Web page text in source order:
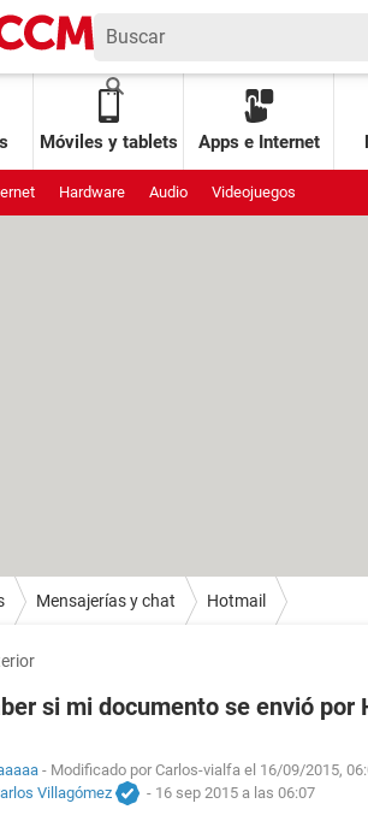
Móviles y tablets Apps e Internet
Hardware Audio Videojuegos
Mensajerías y chat Hotmail
si mi documento se envió por
- Modificado por Carlos-vialfa el 16/09/2015,
Villagómez
- 16 sep 2015 a las 06:07